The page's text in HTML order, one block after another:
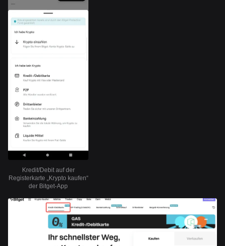
Kredit/Debit auf der
Registerkarte „Krypto kaufen“
der Bitget-App